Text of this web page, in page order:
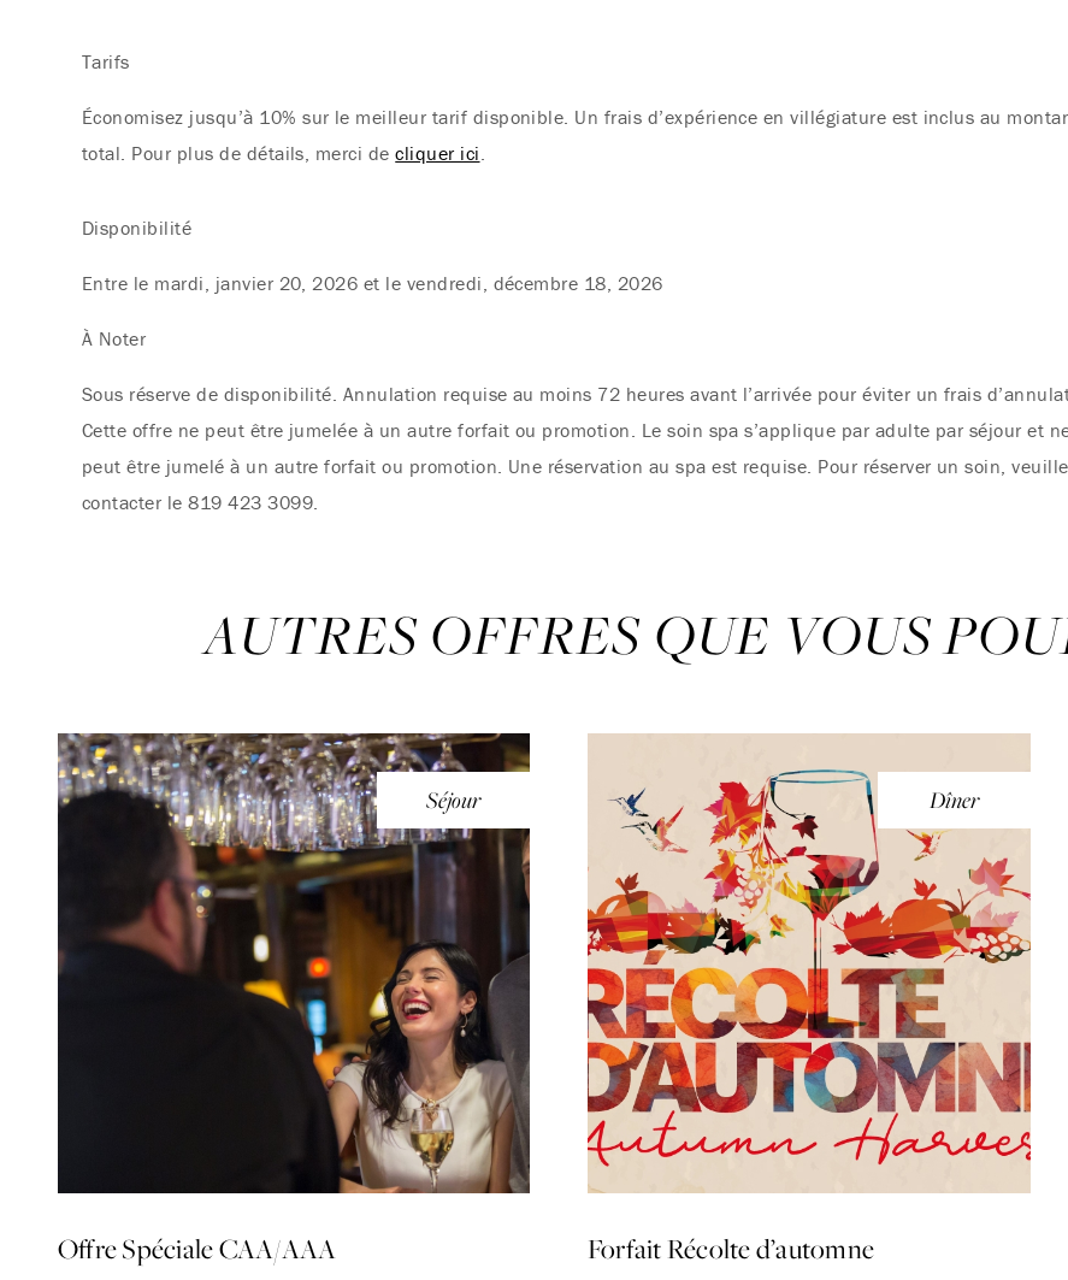
Tarifs
Économisez jusqu’à 10% sur le meilleur tarif disponible. Un frais d’expérience en villégiature est inclus au
total. Pour plus de détails, merci decliquer ici.
Disponibilité
Entre le mardi, janvier 20, 2026 et le vendredi, décembre 18, 2026
À Noter
Sous réserve de disponibilité. Annulation requise au moins 72 heures avant l’arrivée pour éviter un frais
Cette offre ne peut être jumelée à un autre forfait ou promotion. Le soin spa s’applique par adulte par séjour et
peut être jumelé à un autre forfait ou promotion. Une réservation au spa est requise. Pour réserver un soin,
contacter le 819 423 3099.
AUTRES OFFRES QUE VOUS
Séjour
Offre Spéciale CAA/AAA
Dîner
Forfait Récolte d’automne